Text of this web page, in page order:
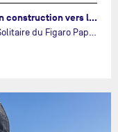
Les coulisses d'une équipe en construction vers le Vendée Globe…